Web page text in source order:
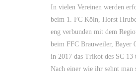
In vielen Vereinen werden
beim 1. FC Köln, Horst
eng verbunden mit dem
beim FFC Brauweiler, Bayer
in 2017 das Trikot des SC 13
Nach einer wie ihr sehnt